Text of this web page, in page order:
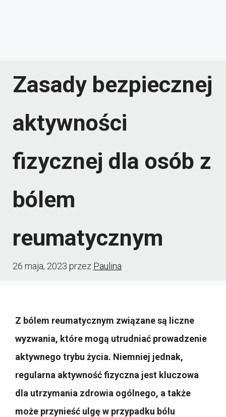
Zasady bezpiecznej
aktywności
fizycznej dla osób z
bólem
reumatycznym
26 maja, 2023 przez Paulina
Z bólem reumatycznym związane są liczne
wyzwania, które mogą utrudniać prowadzenie
aktywnego trybu życia. Niemniej jednak,
regularna aktywność fizyczna jest kluczowa
dla utrzymania zdrowia ogólnego, a także
może przynieść ulgę w przypadku bólu